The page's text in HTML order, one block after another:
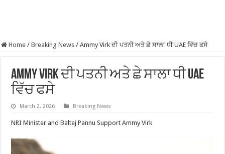
Home / Breaking News / Ammy Virk ਦੀ ਪਤਨੀ ਅਤੇ ਛੇ ਸਾਲਾ ਧੀ UAE ਵਿੱਚ ਫਸੇ
Ammy Virk ਦੀ ਪਤਨੀ ਅਤੇ ਛੇ ਸਾਲਾ ਧੀ UAE
ਵਿੱਚ ਫਸੇ
March 2, 2026 Breaking News
NRI Minister and Baltej Pannu Support Ammy Virk